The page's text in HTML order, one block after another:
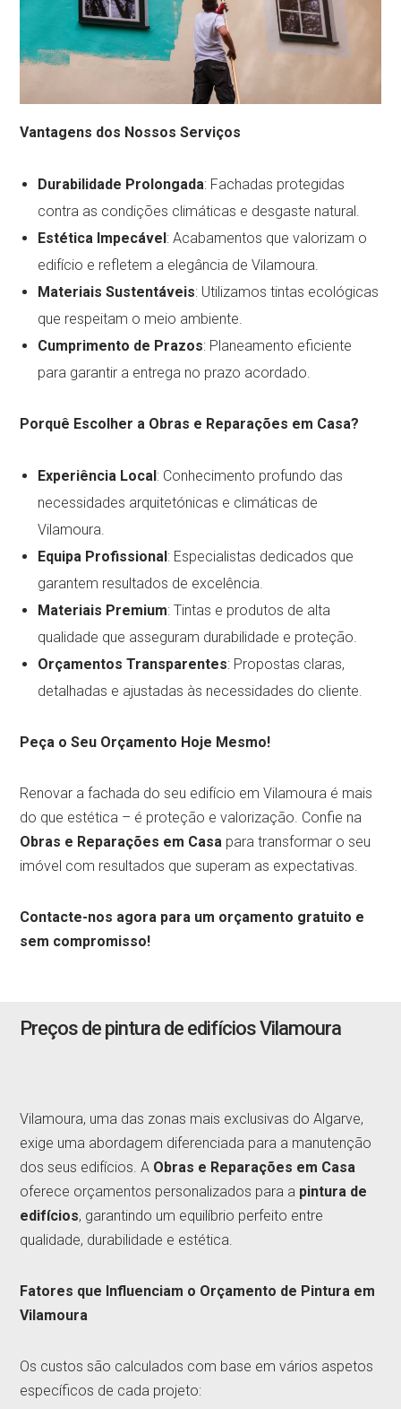
Vantagens dos Nossos Serviços
Durabilidade Prolongada: Fachadas protegidas
contra as condições climáticas e desgaste natural.
Estética Impecável: Acabamentos que valorizam o
edifício e refletem a elegância de Vilamoura.
Materiais Sustentáveis: Utilizamos tintas ecológicas
que respeitam o meio ambiente.
Cumprimento de Prazos: Planeamento eficiente
para garantir a entrega no prazo acordado.
Porquê Escolher a Obras e Reparações em Casa?
Experiência Local: Conhecimento profundo das
necessidades arquitetónicas e climáticas de
Vilamoura.
Equipa Profissional: Especialistas dedicados que
garantem resultados de excelência.
Materiais Premium: Tintas e produtos de alta
qualidade que asseguram durabilidade e proteção.
Orçamentos Transparentes: Propostas claras,
detalhadas e ajustadas às necessidades do cliente.
Peça o Seu Orçamento Hoje Mesmo!
Renovar a fachada do seu edifício em Vilamoura é mais
do que estética – é proteção e valorização. Confie na
Obras e Reparações em Casa para transformar o seu
imóvel com resultados que superam as expectativas.
Contacte-nos agora para um orçamento gratuito e
sem compromisso!
Preços de pintura de edifícios Vilamoura
Vilamoura, uma das zonas mais exclusivas do Algarve,
exige uma abordagem diferenciada para a manutenção
dos seus edifícios. A Obras e Reparações em Casa
oferece orçamentos personalizados para a pintura de
edifícios, garantindo um equilíbrio perfeito entre
qualidade, durabilidade e estética.
Fatores que Influenciam o Orçamento de Pintura em
Vilamoura
Os custos são calculados com base em vários aspetos
específicos de cada projeto: